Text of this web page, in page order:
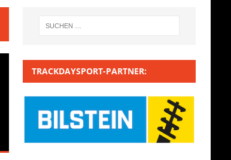
TRACKDAYSPORT-PARTNER: